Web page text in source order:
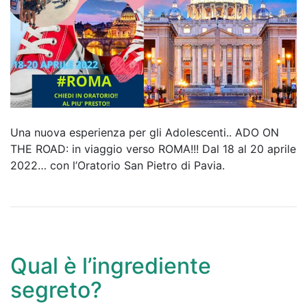
Una nuova esperienza per gli Adolescenti.. ADO ON
THE ROAD: in viaggio verso ROMA!!! Dal 18 al 20 aprile
2022… con l’Oratorio San Pietro di Pavia.
Qual è l’ingrediente
segreto?